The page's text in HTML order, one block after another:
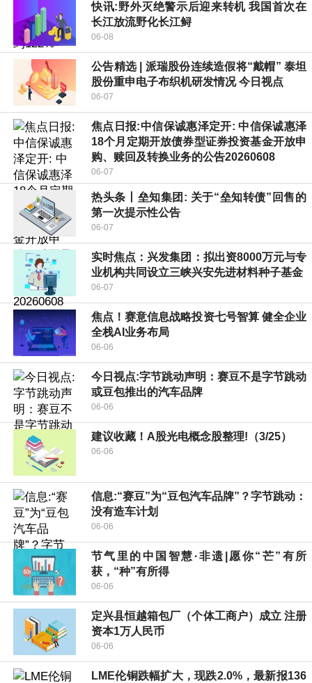
快讯:野外灭绝警示后迎来转机 我国首次在
长江放流野化长江鲟
06-08
公告精选 | 派瑞股份连续造假将“戴帽” 泰坦
股份重申电子布织机研发情况 今日视点
06-07
焦点日报:中信保诚惠泽定开: 中信保诚惠泽
18个月定期开放债券型证券投资基金开放申
购、赎回及转换业务的公告20260608
06-07
热头条丨垒知集团: 关于“垒知转债”回售的
第一次提示性公告
06-07
实时焦点：兴发集团：拟出资8000万元与专
业机构共同设立三峡兴安先进材料种子基金
06-07
焦点！赛意信息战略投资七号智算 健全企业
全栈AI业务布局
06-06
今日视点:字节跳动声明：赛豆不是字节跳动
或豆包推出的汽车品牌
06-06
建议收藏！A股光电概念股整理!（3/25）
06-06
信息:“赛豆”为“豆包汽车品牌”？字节跳动：
没有造车计划
06-06
节气里的中国智慧·非遗|愿你“芒”有所
获，“种”有所得
06-06
定兴县恒越箱包厂（个体工商户）成立 注册
资本1万人民币
06-06
LME伦铜跌幅扩大，现跌2.0%，最新报136